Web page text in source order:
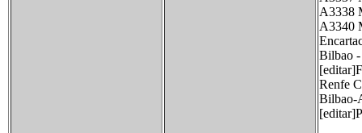
A3338
A3340
Bilbao
Renfe
Bilbao-